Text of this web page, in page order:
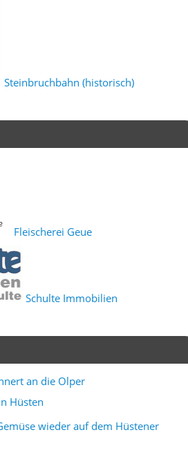
Steinbruchbahn (historisch)
Fleischerei Geue
Schulte Immobilien
an die Olper
Hüsten
wieder auf dem Hüstener